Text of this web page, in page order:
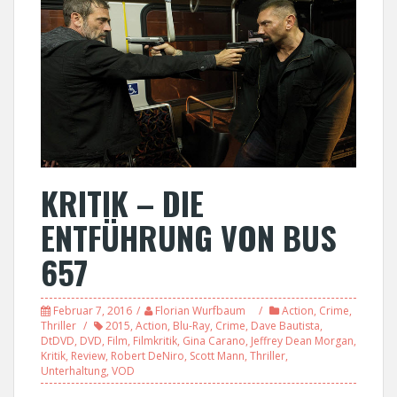
KRITIK – DIE
ENTFÜHRUNG VON BUS
657
Februar 7, 2016 Florian Wurfbaum Action, Crime,
Thriller
2015, Action, Blu-Ray, Crime, Dave Bautista,
DtDVD, DVD, Film, Filmkritik, Gina Carano, Jeffrey Dean Morgan,
Kritik, Review, Robert DeNiro, Scott Mann, Thriller,
Unterhaltung, VOD